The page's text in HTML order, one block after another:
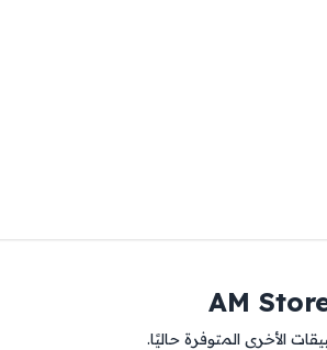
الأخرى المتوفرة حاليًا.